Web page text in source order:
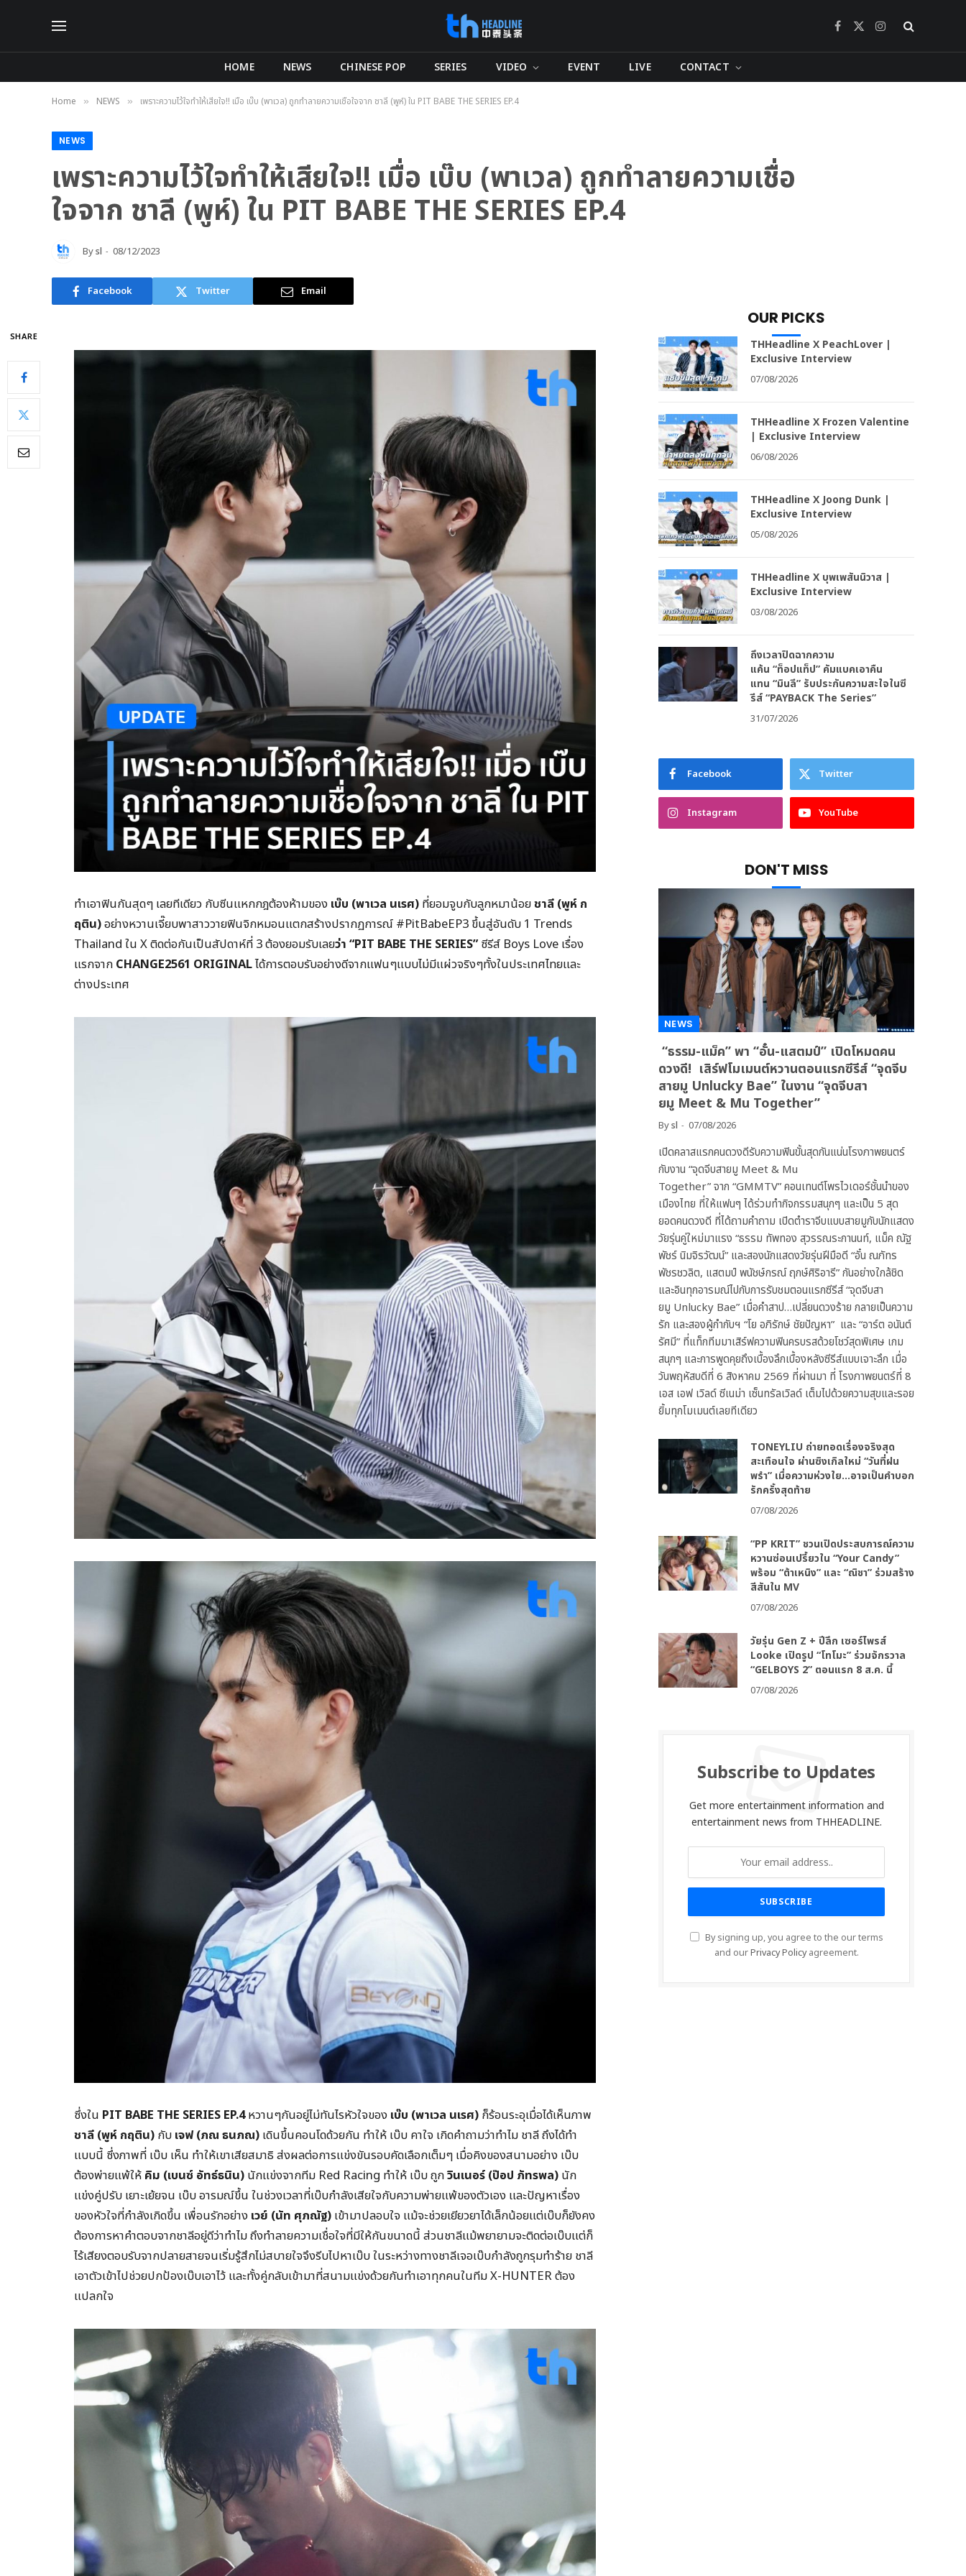
Facebook
X
Instagram
HOME NEWS CHINESE POP SERIES VIDEO EVENT LIVE CONTACT
Home » NEWS » เพราะความไว้ใจทำให้เสียใจ!! เมื่อ เบ๊บ (พาเวล) ถูกทำลายความเชื่อใจจาก ชาลี (พูห์) ใน PIT BABE THE SERIES EP.4
NEWS
เพราะความไว้ใจทำให้เสียใจ!! เมื่อ เบ๊บ (พาเวล) ถูกทำลายความเชื่อ
ใจจาก ชาลี (พูห์) ใน PIT BABE THE SERIES EP.4
Bysl 08/12/2023
Facebook Twitter Email
SHARE
ทำเอาฟินกันสุดๆ เลยทีเดียว กับซีนแหกกฎต้องห้ามของ เบ๊บ (พาเวล นเรศ) ที่ยอมจูบกับลูกหมาน้อยชาลี (พูห์ ก
ฤติน)อย่างหวานเจี๊ยบพาสาววายฟินจิกหมอนแตกสร้างปรากฏการณ์ #PitBabeEP3 ขึ้นสู่อันดับ 1 Trends
Thailand ใน X ติดต่อกันเป็นสัปดาห์ที่ 3 ต้องยอมรับเลยว่า “PIT BABE THE SERIES” ซีรีส์ Boys Love เรื่อง
แรกจาก CHANGE2561 ORIGINALได้การตอบรับอย่างดีจากแฟนๆแบบไม่มีแผ่วจริงๆทั้งในประเทศไทยและ
ต่างประเทศ
ซึ่งใน PIT BABE THE SERIES EP.4หวานๆกันอยู่ไม่ทันไรหัวใจของ เบ๊บ (พาเวล นเรศ) ก็ร้อนระอุเมื่อได้เห็นภาพ
ชาลี (พูห์ กฤติน) กับ เจฟ (ภณ ธนภณ) เดินขึ้นคอนโดด้วยกัน ทำให้ เบ๊บ คาใจ เกิดคำถามว่าทำไม ชาลี ถึงได้ทำ
แบบนี้ ซึ่งภาพที่ เบ๊บ เห็น ทำให้เขาเสียสมาธิ ส่งผลต่อการแข่งขันรอบคัดเลือกเต็มๆ เมื่อคิงของสนามอย่าง เบ๊บ
ต้องพ่ายแพ้ให้ คิม (เบนซ์ อัทธ์ธนิน) นักแข่งจากทีม Red Racing ทำให้ เบ๊บ ถูกวินเนอร์ (ป๊อป ภัทรพล) นัก
แข่งคู่ปรับ เยาะเย้ยจน เบ๊บ อารมณ์ขึ้น ในช่วงเวลาที่เบ๊บกำลังเสียใจกับความพ่ายแพ้ของตัวเอง และปัญหาเรื่อง
ของหัวใจที่กำลังเกิดขึ้น เพื่อนรักอย่าง เวย์ (นัท ศุภณัฐ) เข้ามาปลอบใจ แม้จะช่วยเยียวยาได้เล็กน้อยแต่เบ๊บก็ยังคง
ต้องการหาคำตอบจากชาลีอยู่ดีว่าทำไม ถึงทำลายความเชื่อใจที่มีให้กันขนาดนี้ ส่วนชาลีแม้พยายามจะติดต่อเบ๊บแต่ก็
ไร้เสียงตอบรับจากปลายสายจนเริ่มรู้สึกไม่สบายใจจึงรีบไปหาเบ๊บ ในระหว่างทางชาลีเจอเบ๊บกำลังถูกรุมทำร้าย ชาลี
เอาตัวเข้าไปช่วยปกป้องเบ๊บเอาไว้ และทั้งคู่กลับเข้ามาที่สนามแข่งด้วยกันทำเอาทุกคนในทีม X-HUNTER ต้อง
แปลกใจ
OUR PICKS
THHeadline X PeachLover |
Exclusive Interview
07/08/2026
THHeadline X Frozen Valentine
| Exclusive Interview
06/08/2026
THHeadline X Joong Dunk |
Exclusive Interview
05/08/2026
THHeadline X บุพเพสันนิวาส |
Exclusive Interview
03/08/2026
ถึงเวลาปิดฉากความ
แค้น “ท็อปแท็ป” คัมแบคเอาคืน
แทน “มินลี” รับประกันความสะใจในซี
รีส์ “PAYBACK The Series”
31/07/2026
Facebook Twitter
Instagram YouTube
DON'T MISS
NEWS
“ธรรม-แม็ค” พา “อั๋น-แสตมป์” เปิดโหมดคน
ดวงดี! เสิร์ฟโมเมนต์หวานตอนแรกซีรีส์ “จุดจีบ
สายมู Unlucky Bae” ในงาน “จุดจีบสา
ยมู Meet & Mu Together”
Bysl 07/08/2026
เปิดคลาสแรกคนดวงดีรับความฟินขั้นสุดกันแน่นโรงภาพยนตร์
กับงาน “จุดจีบสายมู Meet & Mu
Together” จาก “GMMTV” คอนเทนต์โพรไวเดอร์ชั้นนำของ
เมืองไทย ที่ให้แฟนๆ ได้ร่วมทำกิจกรรมสนุกๆ และเป็น 5 สุด
ยอดคนดวงดี ที่ได้ถามคำถาม เปิดตำราจีบแบบสายมูกับนักแสดง
วัยรุ่นคู่ใหม่มาแรง “ธรรม ทัพทอง สุวรรณระกานนท์, แม็ค ณัฐ
พัชร์ นิมจิรวัฒน์” และสองนักแสดงวัยรุ่นฝีมือดี “อั๋น ณภัทร
พัชรชวลิต, แสตมป์ พนัชษ์กรณ์ ฤกษ์ศิริอารี” กันอย่างใกล้ชิด
และอินทุกอารมณ์ไปกับการรับชมตอนแรกซีรีส์ “จุดจีบสา
ยมู Unlucky Bae” เมื่อคำสาป…เปลี่ยนดวงร้าย กลายเป็นความ
รัก และสองผู้กำกับฯ “โย อภิรักษ์ ชัยปัญหา” และ “อาร์ต อนันต์
รัศมี” ที่แท็กทีมมาเสิร์ฟความฟินครบรสด้วยโชว์สุดพิเศษ เกม
สนุกๆ และการพูดคุยถึงเบื้องลึกเบื้องหลังซีรีส์แบบเจาะลึก เมื่อ
วันพฤหัสบดีที่ 6 สิงหาคม 2569 ที่ผ่านมา ที่ โรงภาพยนตร์ที่ 8
เอส เอฟ เวิลด์ ซีเนม่า เซ็นทรัลเวิลด์ เต็มไปด้วยความสุขและรอย
ยิ้มทุกโมเมนต์เลยทีเดียว
TONEYLIU ถ่ายทอดเรื่องจริงสุด
สะเทือนใจ ผ่านซิงเกิลใหม่ “วันที่ฝน
พรำ” เมื่อความห่วงใย…อาจเป็นคำบอก
รักครั้งสุดท้าย
07/08/2026
“PP KRIT” ชวนเปิดประสบการณ์ความ
หวานซ่อนเปรี้ยวใน “Your Candy”
พร้อม “ต้าเหนิง” และ “ณิชา” ร่วมสร้าง
สีสันใน MV
07/08/2026
วัยรุ่น Gen Z + ปีลึก เซอร์ไพรส์
Looke เปิดรูป “โทโมะ” ร่วมจักรวาล
“GELBOYS 2” ตอนแรก 8 ส.ค. นี้
07/08/2026
Subscribe to Updates
Get more entertainment information and
entertainment news from THHEADLINE.
By signing up, you agree to the our terms
and ourPrivacy Policyagreement.